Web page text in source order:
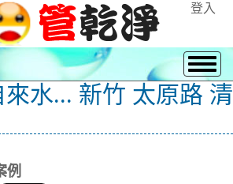
登入
水... 新竹 太原路 清
例